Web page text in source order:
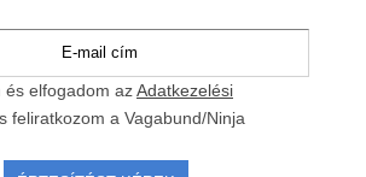
és elfogadom azAdatkezelési
feliratkozom a Vagabund/Ninja